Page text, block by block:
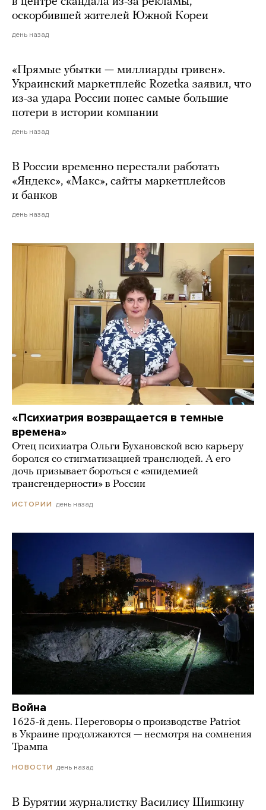
оскорбившей жителей Южной Кореи
день назад
«Прямые убытки — миллиарды гривен».
Украинский маркетплейс Rozetka заявил, что
из-за удара России понес самые большие
потери в истории компании
день назад
В России временно перестали работать
«Яндекс», «Макс», сайты маркетплейсов
и банков
день назад
«Психиатрия возвращается в темные
времена»
Отец психиатра Ольги Бухановской всю карьеру
боролся со стигматизацией транслюдей. А его
дочь призывает бороться с «эпидемией
трансгендерности» в России
ИСТОРИИ день назад
Война
1625-й день. Переговоры о производстве Patriot
в Украине продолжаются — несмотря на сомнения
Трампа
НОВОСТИ день назад
В Бурятии журналистку Василису Шишкину